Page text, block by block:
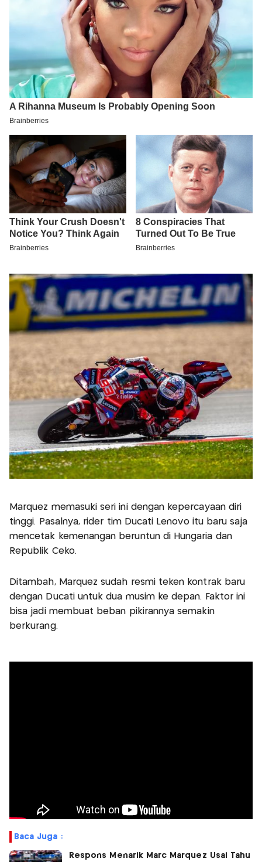
Marquez memasuki seri ini dengan kepercayaan diri
tinggi. Pasalnya, rider tim Ducati Lenovo itu baru saja
mencetak kemenangan beruntun di Hungaria dan
Republik Ceko.
Ditambah, Marquez sudah resmi teken kontrak baru
dengan Ducati untuk dua musim ke depan. Faktor ini
bisa jadi membuat beban pikirannya semakin
berkurang.
Baca Juga :
Respons Menarik Marc Marquez Usai Tahu